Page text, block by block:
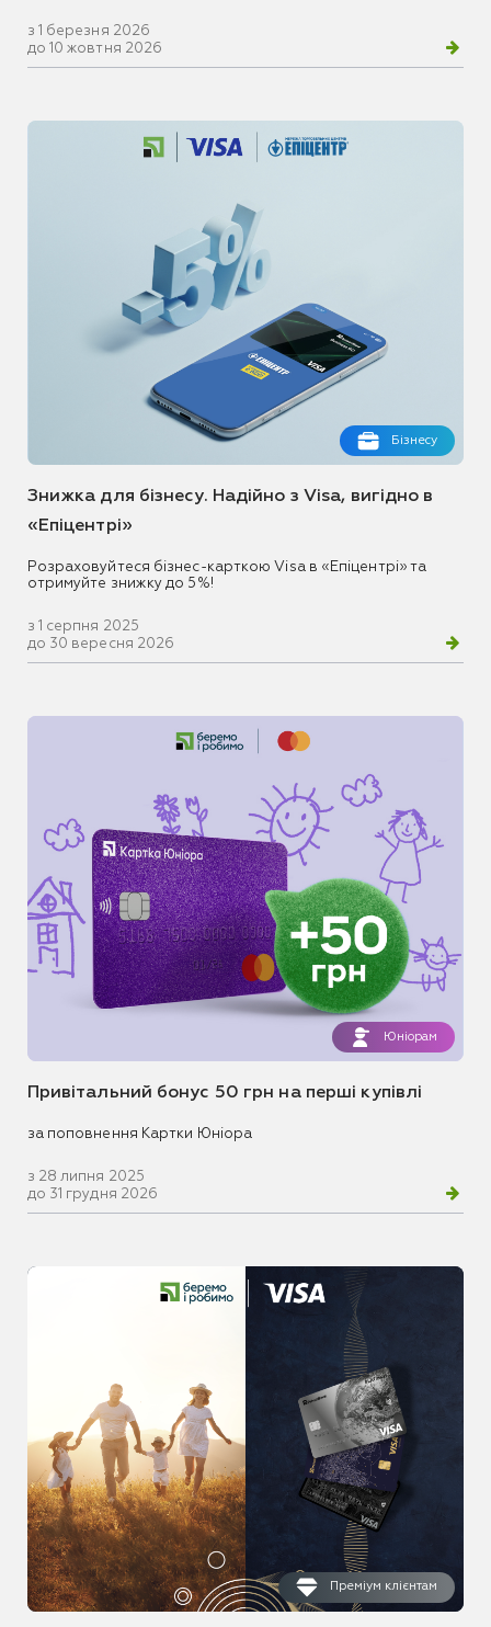
з 1 березня 2026
до 10 жовтня 2026
Бізнесу
Знижка для бізнесу. Надійно з Visa, вигідно в
«Епіцентрі»
Розраховуйтеся бізнес-карткою Visa в «Епіцентрі» та
отримуйте знижку до 5%!
з 1 серпня 2025
до 30 вересня 2026
Юніорам
Привітальний бонус 50 грн на перші купівлі
за поповнення Картки Юніора
з 28 липня 2025
до 31 грудня 2026
Преміум клієнтам